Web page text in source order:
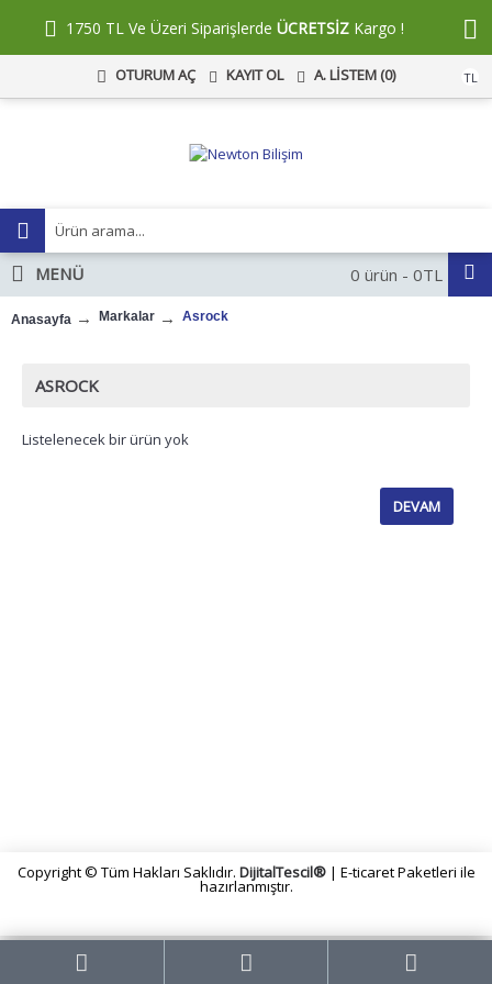
1750 TL Ve Üzeri Siparişlerde ÜCRETSİZ Kargo !
TL
OTURUM AÇ KAYIT OL A. LISTEM (0)
0 ürün - 0TL
MENÜ
Anasayfa Markalar Asrock
ASROCK
Listelenecek bir ürün yok
DEVAM
Copyright © Tüm Hakları Saklıdır. DijitalTescil®| E-ticaret Paketleri ile
hazırlanmıştır.